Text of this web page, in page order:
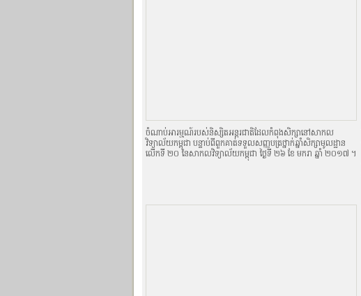
ចំណាប់អារម្មណ៍របស់និស្សិតអន្តរជាតិដែលកំពុងសិក្សានៅសាកល
វិទ្យាល័យកម្ពុជា បន្ទាប់ពីពួកគាត់ទទួលសញ្ញបត្រថ្នាក់ឆ្នាំសិក្សាមូលដ្ឋាន
លើកទី ២០ នៃសាកលវិទ្យាល័យកម្ពុជា ថ្ងៃទី ២៦ ខែ មករា ឆ្នាំ ២០១៧ ។